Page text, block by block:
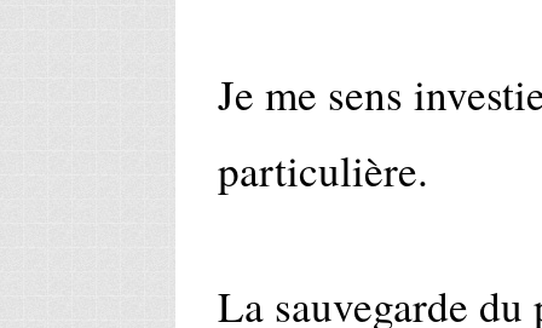
Je me sens
particulière.
La sauvegarde